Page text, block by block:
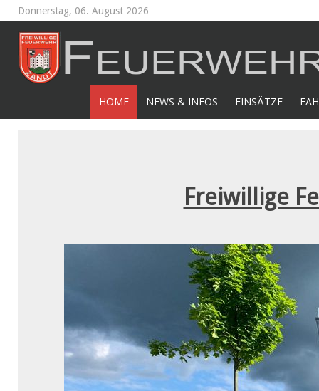
Donnerstag, 06. August 2026
HOME NEWS & INFOS EINSÄTZE
Freiwillige